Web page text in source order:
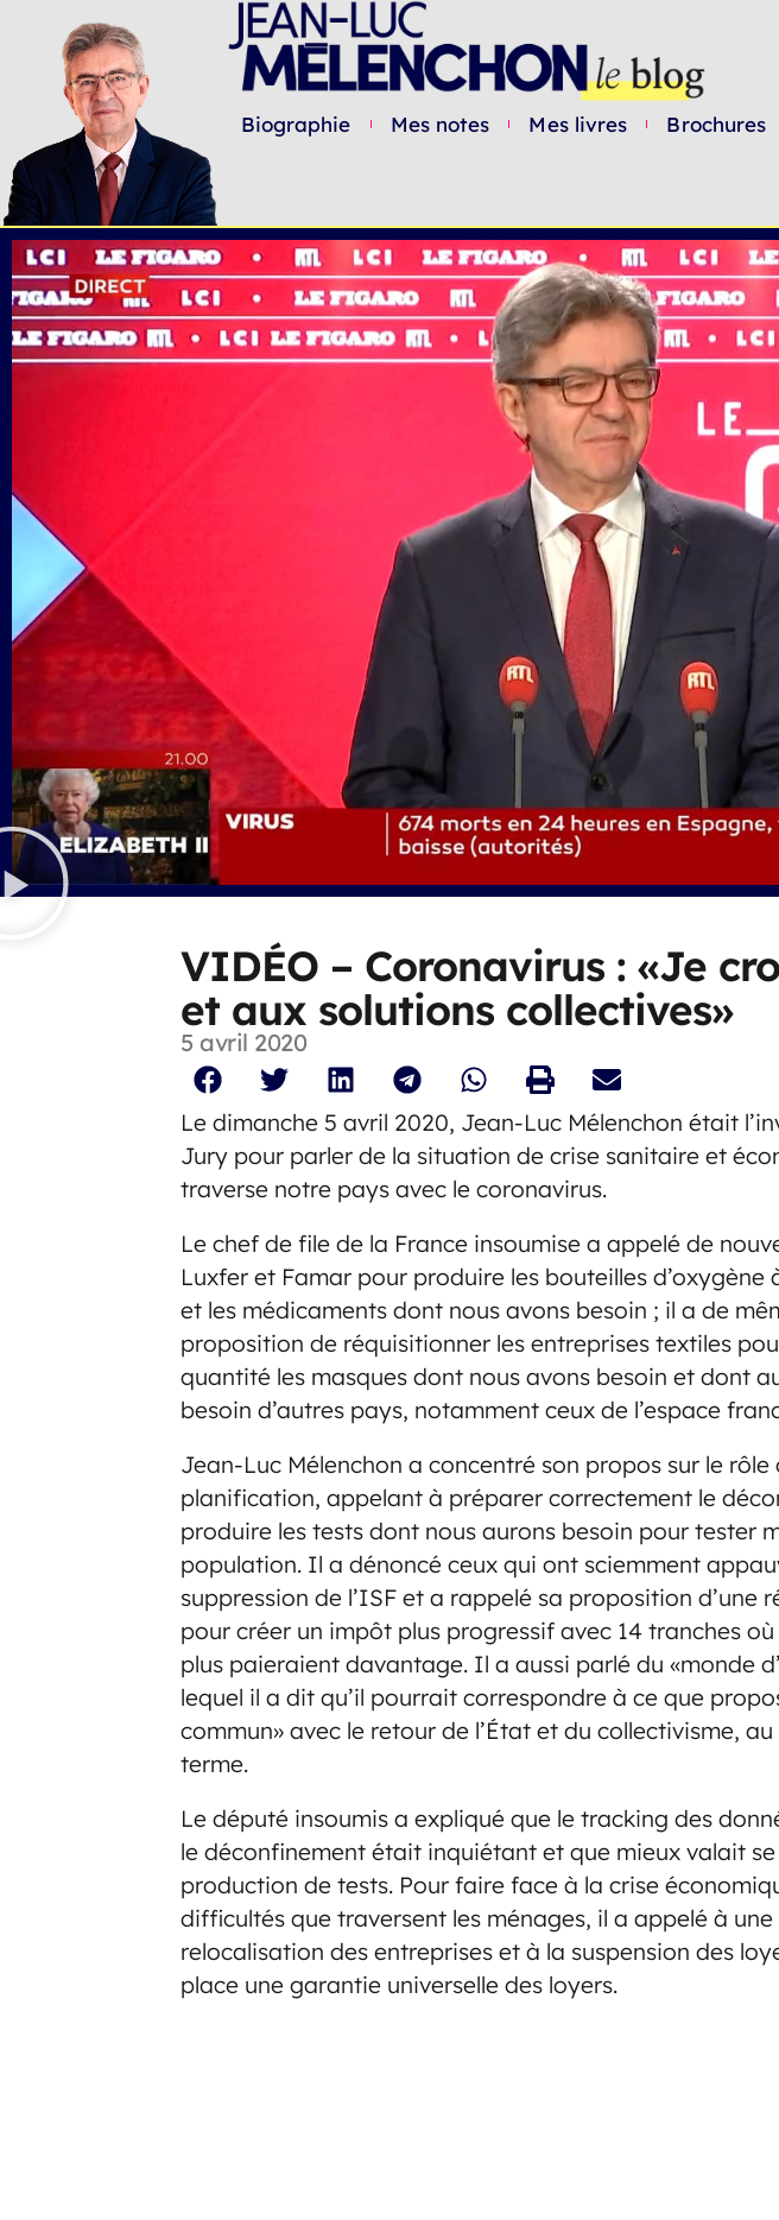
Biographie Mes notes Mes livres Brochures
VIDÉO – Coronavirus : «Je
et aux solutions collectives»
5 avril 2020
Le dimanche 5 avril 2020, Jean-Luc Mélenchon était
Jury pour parler de la situation de crise sanitaire et
traverse notre pays avec le coronavirus.
Le chef de file de la France insoumise a appelé de
Luxfer et Famar pour produire les bouteilles d’oxygène
et les médicaments dont nous avons besoin ; il a de
proposition de réquisitionner les entreprises textiles
quantité les masques dont nous avons besoin et dont
besoin d’autres pays, notamment ceux de l’espace
Jean-Luc Mélenchon a concentré son propos sur le rôle
planification, appelant à préparer correctement le
produire les tests dont nous aurons besoin pour tester
population. Il a dénoncé ceux qui ont sciemment
suppression de l’ISF et a rappelé sa proposition d’une
pour créer un impôt plus progressif avec 14 tranches
plus paieraient davantage. Il a aussi parlé du «monde
lequel il a dit qu’il pourrait correspondre à ce que
commun» avec le retour de l’État et du collectivisme,
terme.
Le député insoumis a expliqué que le tracking des
le déconfinement était inquiétant et que mieux valait
production de tests. Pour faire face à la crise
difficultés que traversent les ménages, il a appelé à
relocalisation des entreprises et à la suspension des
place une garantie universelle des loyers.